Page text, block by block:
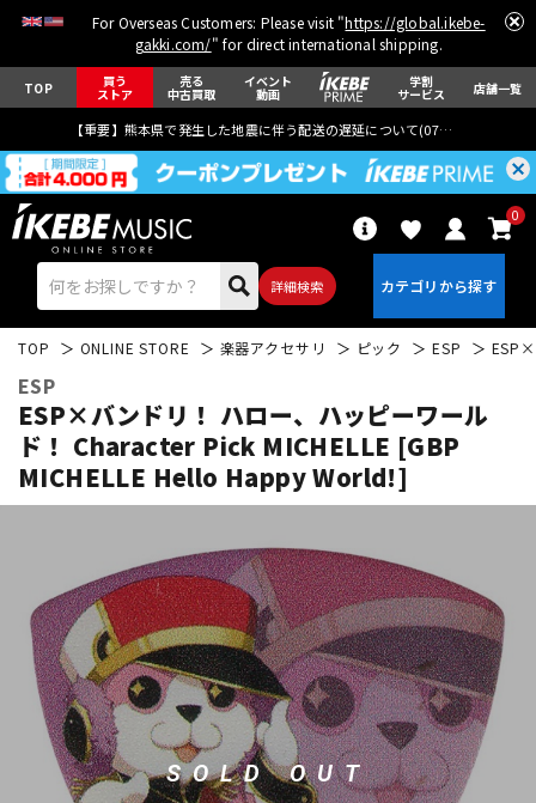
For Overseas Customers: Please visit "https://global.ikebe-
gakki.com/" for direct international shipping.
TOP 買う
ストア
売る
中古買取
イベント
動画
学割
サービス 店舗一覧
【重要】熊本県で発生した地震に伴う配送の遅延について(07月29日
詳細検索
0
エレキギター アコギ/エレアコ
ベース ウクレレ
ドラム パーカッション
キーボード 電子ピアノ
TOP ONLINE STORE 楽器アクセサリ ピック ESP
ESP
ESP×バンドリ！ ハロー、ハッピーワール
ド！ Character Pick MICHELLE [GBP
MICHELLE Hello Happy World!]
SOLD OUT